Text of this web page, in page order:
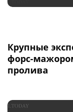
Крупные
форс-
пролива